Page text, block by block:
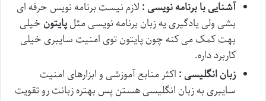
آشنایی با برنامه نویسی : لازم نیست برنامه نویس حرفه ای
بشی ولی یادگیری یه زبان برنامه نویسی مثلپایتون خیلی
بهت کمک می کنه چون پایتون توی امنیت سایبری خیلی
کاربرد داره.
زبان انگلیسی : اکثر منابع آموزشی و ابزارهای امنیت
سایبری به زبان انگلیسی هستن پس بهتره زبانت رو تقویت